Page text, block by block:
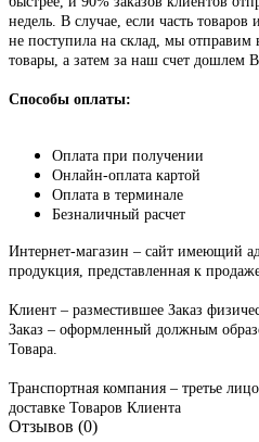
недель. В случае, если часть товаров
не поступила на склад, мы
товары, а затем за наш счет дошлем
Способы оплаты:
Оплата при получении
Онлайн-оплата картой
Оплата в терминале
Безналичный расчет
Интернет-магазин – сайт имеющий
продукция, представленная к
Клиент – разместившее Заказ
Заказ – оформленный должным
Товара.
Транспортная компания – третье
доставке Товаров Клиента
Отзывов (0)